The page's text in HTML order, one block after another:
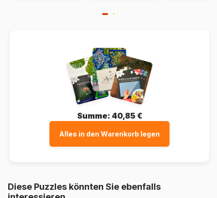
Summe: 40,85 €
Alles in den Warenkorb legen
Diese Puzzles könnten Sie ebenfalls